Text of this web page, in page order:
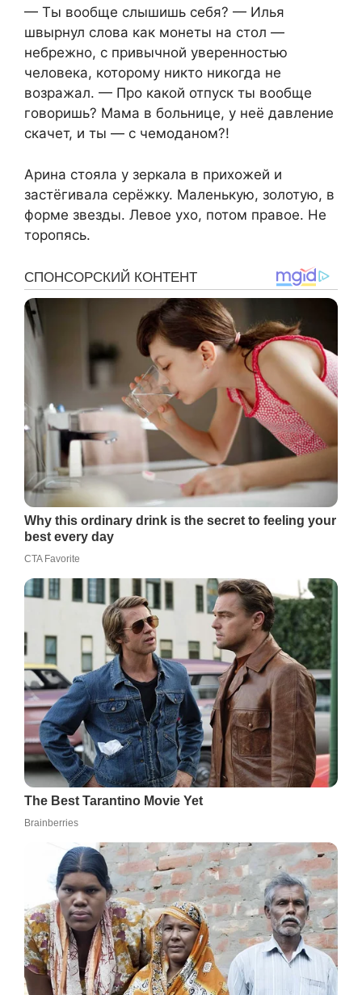
— Ты вообще слышишь себя? — Илья
швырнул слова как монеты на стол —
небрежно, с привычной уверенностью
человека, которому никто никогда не
возражал. — Про какой отпуск ты вообще
говоришь? Мама в больнице, у неё давление
скачет, и ты — с чемоданом?!
Арина стояла у зеркала в прихожей и
застёгивала серёжку. Маленькую, золотую, в
форме звезды. Левое ухо, потом правое. Не
торопясь.